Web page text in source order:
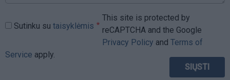
Sutinku su taisyklėmis
This site is protected by
reCAPTCHA and the Google
Privacy Policy and Terms of
Service apply.